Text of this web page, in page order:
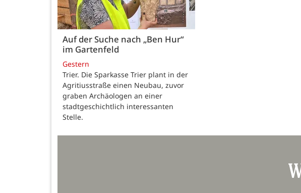
Auf der Suche nach „Ben Hur“
im Gartenfeld
Gestern
Trier. Die Sparkasse Trier plant in der
Agritiusstraße einen Neubau, zuvor
graben Archäologen an einer
stadtgeschichtlich interessanten
Stelle.